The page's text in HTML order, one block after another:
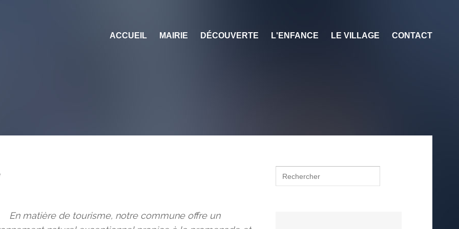
ACCUEIL MAIRIE DÉCOUVERTE L'ENFANCE LE VILLAGE CONTACT
En matière de tourisme, notre commune offre un